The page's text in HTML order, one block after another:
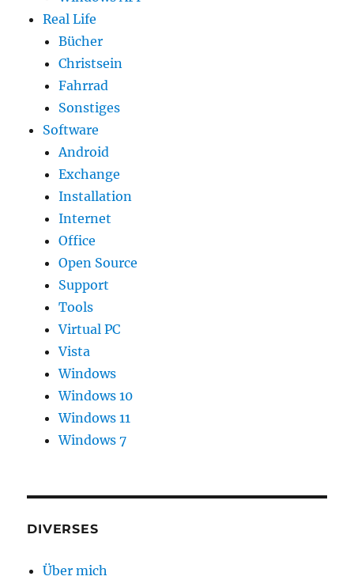
Real Life
Bücher
Christsein
Fahrrad
Sonstiges
Software
Android
Exchange
Installation
Internet
Office
Open Source
Support
Tools
Virtual PC
Vista
Windows
Windows 10
Windows 11
Windows 7
DIVERSES
Über mich